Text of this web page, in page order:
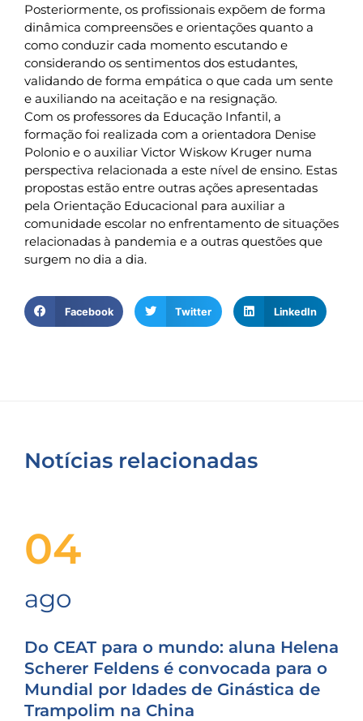
Posteriormente, os profissionais expõem de forma
dinâmica compreensões e orientações quanto a
como conduzir cada momento escutando e
considerando os sentimentos dos estudantes,
validando de forma empática o que cada um sente
e auxiliando na aceitação e na resignação.
Com os professores da Educação Infantil, a
formação foi realizada com a orientadora Denise
Polonio e o auxiliar Victor Wiskow Kruger numa
perspectiva relacionada a este nível de ensino. Estas
propostas estão entre outras ações apresentadas
pela Orientação Educacional para auxiliar a
comunidade escolar no enfrentamento de situações
relacionadas à pandemia e a outras questões que
surgem no dia a dia.
Facebook Twitter LinkedIn
Notícias relacionadas
04
ago
Do CEAT para o mundo: aluna Helena
Scherer Feldens é convocada para o
Mundial por Idades de Ginástica de
Trampolim na China